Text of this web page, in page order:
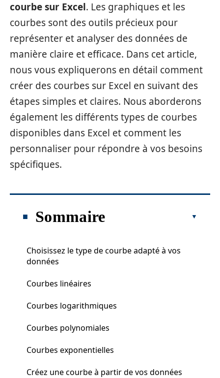
courbe sur Excel. Les graphiques et les
courbes sont des outils précieux pour
représenter et analyser des données de
manière claire et efficace. Dans cet article,
nous vous expliquerons en détail comment
créer des courbes sur Excel en suivant des
étapes simples et claires. Nous aborderons
également les différents types de courbes
disponibles dans Excel et comment les
personnaliser pour répondre à vos besoins
spécifiques.
Sommaire
Choisissez le type de courbe adapté à vos
données
Courbes linéaires
Courbes logarithmiques
Courbes polynomiales
Courbes exponentielles
Créez une courbe à partir de vos données